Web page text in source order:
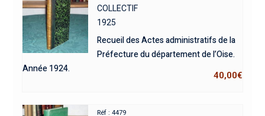
COLLECTIF
1925
Recueil des Actes administratifs de la
Préfecture du département de l’Oise.
Année 1924.
40,00€
Réf : 4479